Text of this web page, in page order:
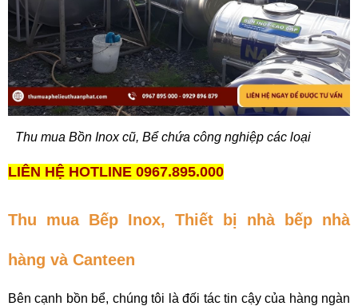
Thu mua Bồn Inox cũ, Bể chứa công nghiệp các loại
LIÊN HỆ HOTLINE 0967.895.000
Thu mua Bếp Inox, Thiết bị nhà bếp nhà
hàng và Canteen
Bên cạnh bồn bể, chúng tôi là đối tác tin cậy của hàng ngàn